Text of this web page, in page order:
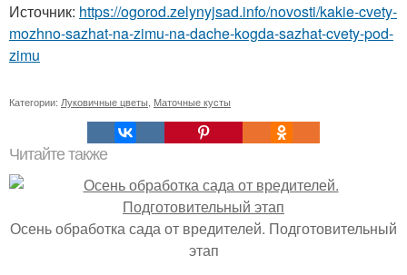
Источник: https://ogorod.zelynyjsad.info/novosti/kakie-cvety-
mozhno-sazhat-na-zimu-na-dache-kogda-sazhat-cvety-pod-
zimu
Категории: Луковичные цветы Маточные кусты
Читайте также
Осень обработка сада от вредителей. Подготовительный
этап